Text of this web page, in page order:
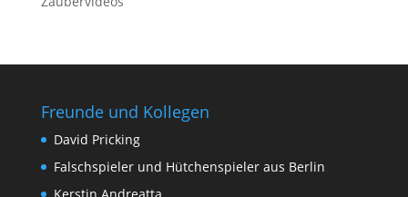
Freunde und Kollegen
David Pricking
Falschspieler und Hütchenspieler aus Berlin